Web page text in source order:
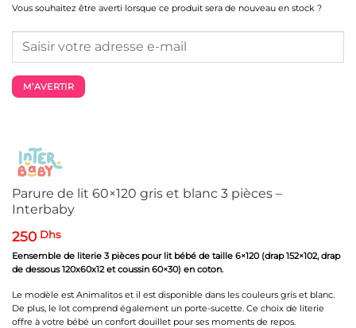
Parure de lit 60×120 gris et blanc 3 pièces –
Interbaby
250 Dhs
Eensemble de literie 3 pièces pour lit bébé de taille 6×120 (drap 152×102, drap
de dessous 120x60x12 et coussin 60×30) en coton.
Le modèle est Animalitos et il est disponible dans les couleurs gris et blanc.
De plus, le lot comprend également un porte-sucette. Ce choix de literie
offre à votre bébé un confort douillet pour ses moments de repos.
Vous souhaitez être averti lorsque ce produit sera de nouveau en stock ?
M’AVERTIR